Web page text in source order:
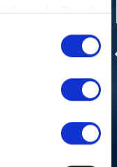
der Dienste